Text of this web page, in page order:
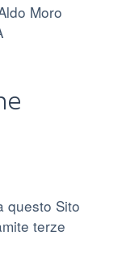
Moro
questo Sito
terze